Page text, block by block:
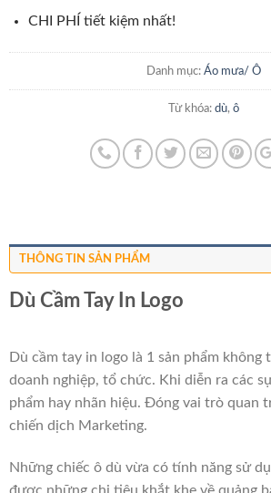
CHI PHÍ tiết kiệm nhất!
Danh mục: Áo mưa/ Ô
Từ khóa: dù, ô
THÔNG TIN SẢN PHẨM
Dù Cầm Tay In Logo
Dù cầm tay in logo là 1 sản phẩm không
doanh nghiệp, tổ chức. Khi diễn ra các
phẩm hay nhãn hiệu. Đóng vai trò quan
chiến dịch Marketing.
Những chiếc ô dù vừa có tính năng sử